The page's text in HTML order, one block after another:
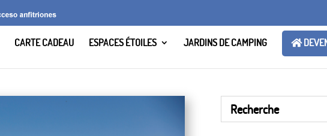
CARTE CADEAU ESPACES ÉTOILES JARDINS DE CAMPING